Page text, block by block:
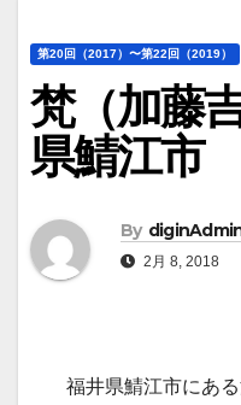
第20回（2017）〜第22回（2019）
梵（加藤
県鯖江市
By
2月 8, 2018
福井県鯖江市にあ